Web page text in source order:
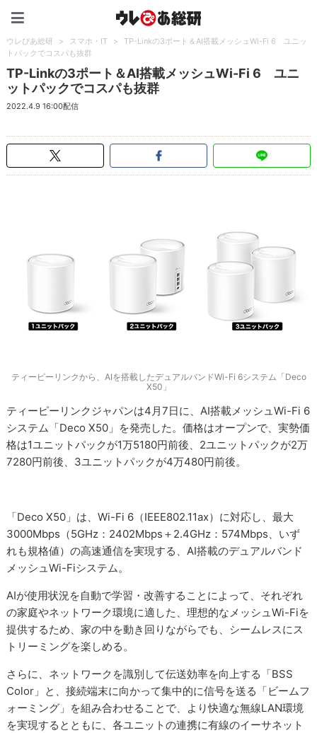
ウレぴあ総研 > スマホ・IT >
TP-Linkの3ポート＆AI搭載メッシュWi-Fi 6 ユニッ
トパックでコスパも抜群
TP-Linkの3ポート＆AI搭載メッシュWi-Fi 6 ユニ
ットパックでコスパも抜群
2022.4.9 16:00配信
ティーピーリンクから、AIを搭載したデュアルバンドWi-Fi 6システム「Deco
X50」
ティーピーリンクジャパンは4月7日に、AI搭載メッシュWi-Fi 6
システム「Deco X50」を発売した。価格はオープンで、実勢価
格は1ユニットパックが1万5180円前後、2ユニットパックが2万
7280円前後、3ユニットパックが4万480円前後。
「Deco X50」は、Wi-Fi 6（IEEE802.11ax）に対応し、最大
3000Mbps（5GHz：2402Mbps＋2.4GHz：574Mbps、いず
れも規格値）の高速通信を実現する、AI搭載のデュアルバンド
メッシュWi-Fiシステム。
AIが使用状況を自動で学習・改善することによって、それぞれ
の家庭やネットワーク環境に適した、理想的なメッシュWi-Fiを
提供するため、家の中を動き回りながらでも、シームレスにス
トリーミングを楽しめる。
さらに、ネットワークを識別して伝送効率を向上する「BSS
Color」と、接続端末に向かって集中的に信号を送る「ビームフ
ォーミング」を組み合わせることで、より快適な無線LAN環境
を実現するとともに、各ユニットの連携に有線のイーサネット